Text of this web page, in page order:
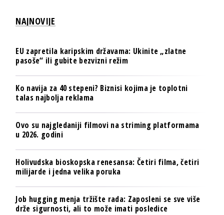
NAJNOVIJE
EU zapretila karipskim državama: Ukinite „zlatne
pasoše“ ili gubite bezvizni režim
Ko navija za 40 stepeni? Biznisi kojima je toplotni
talas najbolja reklama
Ovo su najgledaniji filmovi na striming platformama
u 2026. godini
Holivudska bioskopska renesansa: Četiri filma, četiri
milijarde i jedna velika poruka
Job hugging menja tržište rada: Zaposleni se sve više
drže sigurnosti, ali to može imati posledice